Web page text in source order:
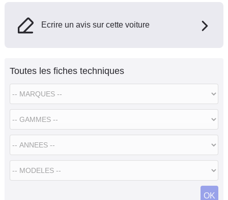
Ecrire un avis sur cette voiture
Toutes les fiches techniques